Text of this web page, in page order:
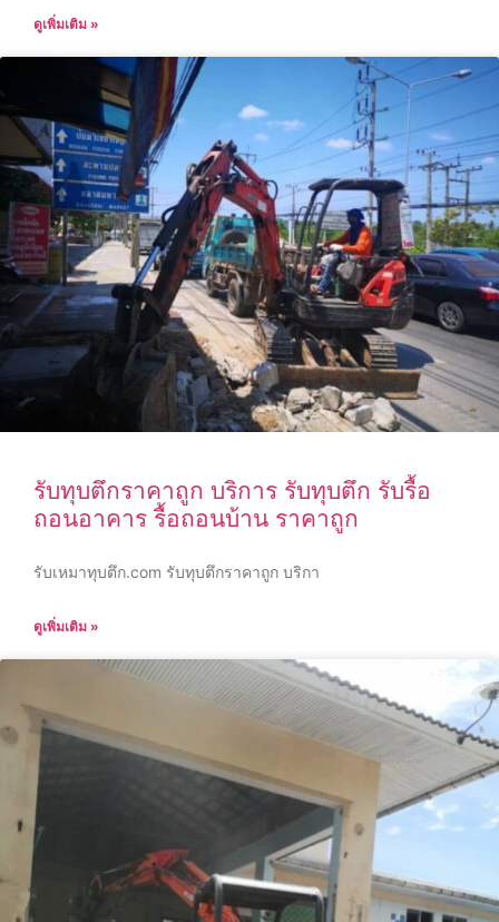
ดูเพิ่มเติม »
รับทุบตึกราคาถูก บริการ รับทุบตึก รับรื้อ
ถอนอาคาร รื้อถอนบ้าน ราคาถูก
รับเหมาทุบตึก.com รับทุบตึกราคาถูก บริกา
ดูเพิ่มเติม »